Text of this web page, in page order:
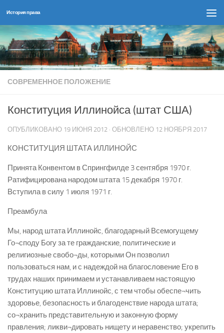
Перейти к содержимому
История права
СОВРЕМЕННОЕ ПОЛОЖЕНИЕ
Конституция Иллинойса (штат США)
ОПУБЛИКОВАНО 19 ИЮНЯ 2012 · ОБНОВЛЕНО 12 НОЯБРЯ 2017
КОНСТИТУЦИЯ ШТАТА ИЛЛИНОЙС
Принята Конвентом в Спрингфилде 3 сентября 1970 г.
Ратифицирована народом штата 15 декабря 1970 г.
Вступила в силу 1 июля 1971 г.
Преамбула
Мы, народ штата Иллинойс, благодарный Всемогущему
Го¬споду Богу за те гражданские, политические и
религиозные свобо¬ды, которыми Он позволил
пользоваться нам, и с надеждой на благословение Его в
трудах наших принимаем и устанавливаем настоящую
Конституцию штата Иллинойс, с тем чтобы обеспе¬чить
здоровье, безопасность и благоденствие народа штата;
со¬хранить представительную и законную форму
правления; ликви¬дировать нищету и неравенство; укрепить